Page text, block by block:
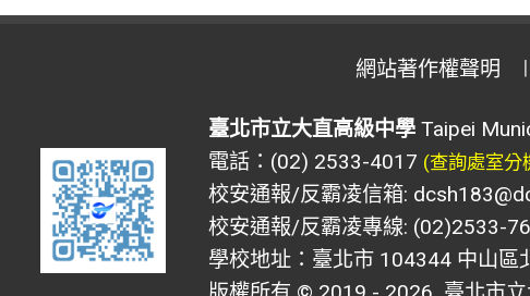
網站著作權聲明
臺北市立大直高級中學Taipei
電話：(02) 2533-4017 (查詢處室分
校安通報/反霸凌信箱:
校安通報/反霸凌專線: (02)2533-
學校地址：臺北市 104344 中山區